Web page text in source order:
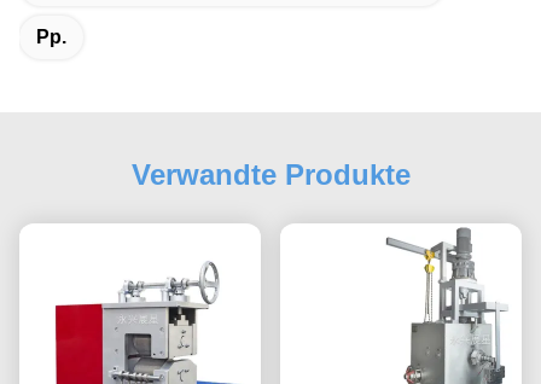
Pp.
Verwandte Produkte